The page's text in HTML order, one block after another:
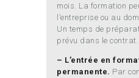
mois. La formation
l’entreprise ou au
Un temps de
prévu dans le contrat.
– L’entrée en
permanente. Par